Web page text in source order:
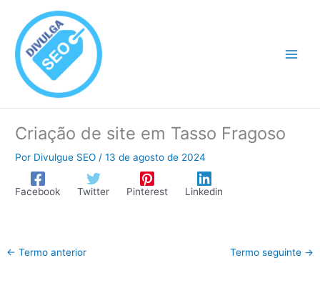
conteúdo
Criação de site em Tasso Fragoso
Por Divulgue SEO /13 de agosto de 2024
Facebook Twitter Pinterest Linkedin
← Termo anterior Termo seguinte →